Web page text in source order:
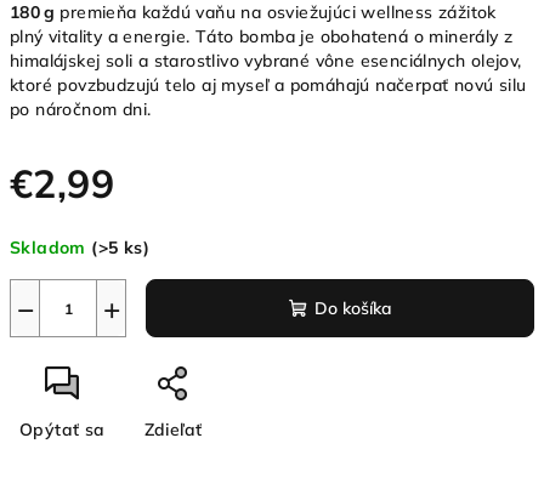
180 g premieňa každú vaňu na osviežujúci wellness zážitok
plný vitality a energie. Táto bomba je obohatená o minerály z
himalájskej soli a starostlivo vybrané vône esenciálnych olejov,
ktoré povzbudzujú telo aj myseľ a pomáhajú načerpať novú silu
po náročnom dni.
€2,99
cena:
Skladom (>5 ks)
+
− Do košíka
Opýtať sa Zdieľať